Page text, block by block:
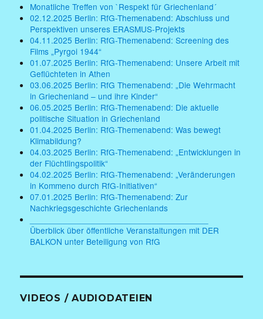
Monatliche Treffen von `Respekt für Griechenland´
02.12.2025 Berlin: RfG-Themenabend: Abschluss und
Perspektiven unseres ERASMUS-Projekts
04.11.2025 Berlin: RfG-Themenabend: Screening des
Films „Pyrgoi 1944“
01.07.2025 Berlin: RfG-Themenabend: Unsere Arbeit mit
Geflüchteten in Athen
03.06.2025 Berlin: RfG Themenabend: „Die Wehrmacht
in Griechenland – und ihre Kinder“
06.05.2025 Berlin: RfG-Themenabend: Die aktuelle
politische Situation in Griechenland
01.04.2025 Berlin: RfG-Themenabend: Was bewegt
Klimabildung?
04.03.2025 Berlin: RfG-Themenabend: „Entwicklungen in
der Flüchtlingspolitik“
04.02.2025 Berlin: RfG-Themenabend: „Veränderungen
in Kommeno durch RfG-Initiativen“
07.01.2025 Berlin: RfG-Themenabend: Zur
Nachkriegsgeschichte Griechenlands
Überblick über öffentliche Veranstaltungen mit DER
BALKON unter Beteiligung von RfG
VIDEOS / AUDIODATEIEN